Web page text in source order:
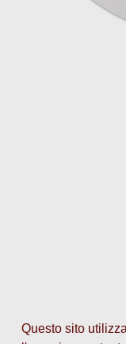
Questo sito